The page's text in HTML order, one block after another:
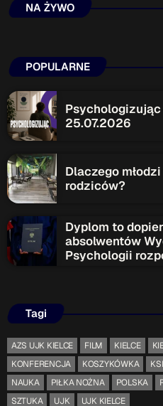
NA ŻYWO
POPULARNE
Psychologizując
25.07.2026
Dlaczego
rodziców?
Dyplom to
absolwentów
Psychologii
Tagi
AZS UJK KIELCE FILM KIELCE
KONFERENCJA
KOSZYKÓWKA
NAUKA
PIŁKA NOŻNA POLSKA
SZTUKA
UJK
UJK KIELCE